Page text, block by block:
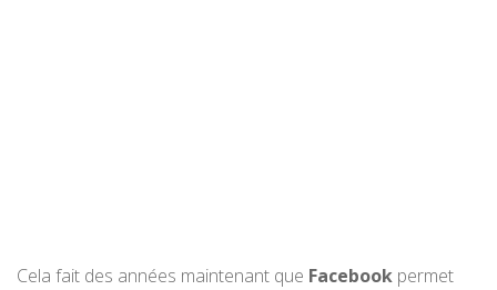
Cela fait des années maintenant que Facebook permet